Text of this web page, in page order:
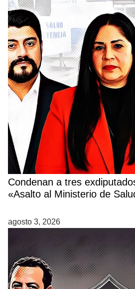
Condenan a tres
«Asalto al Ministerio de
agosto 3, 2026